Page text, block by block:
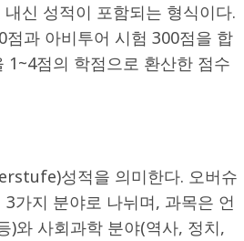
신 성적이 포함되는 형식이다.
과 아비투어 시험 300점을 합
점의 학점으로 환산한 점수
성적을 의미한다. 오버슈
가지 분야로 나뉘며, 과목은 언
)와 사회과학 분야(역사, 정치,